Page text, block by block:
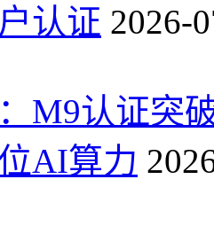
认证 2026-
M9认证突
AI算力